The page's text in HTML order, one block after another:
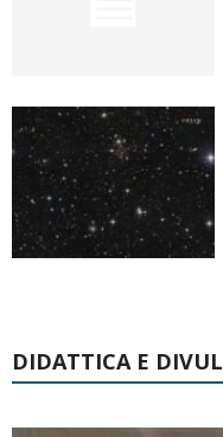
DIDATTICA E